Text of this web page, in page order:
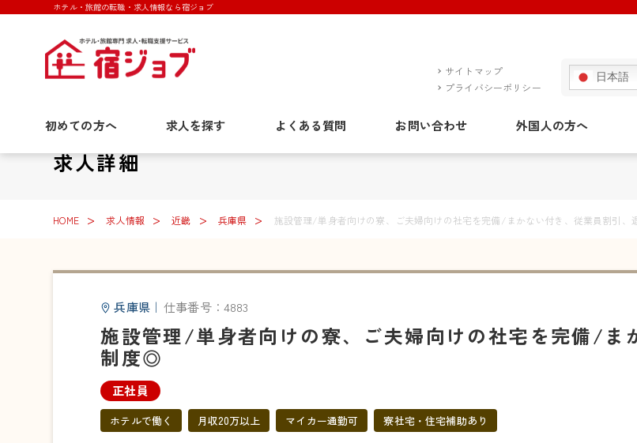
ホテル・旅館の転職・求人情報なら宿ジョブ
サイトマップ
プライバシーポリシー
日本語
初めての方へ 求人を探す よくある質問 お問い合わせ 外国人の方へ
求人詳細
HOME 求人情報 近畿 兵庫県 施設管理/単身者向けの寮、ご夫婦向けの社宅を完備/まかない付き、従業員割引
兵庫県｜ 仕事番号：4883
施設管理/単身者向けの寮、ご夫婦向けの社宅を完備/ま
制度◎
正社員
ホテルで働く 月収20万以上 マイカー通勤可 寮社宅・住宅補助あり